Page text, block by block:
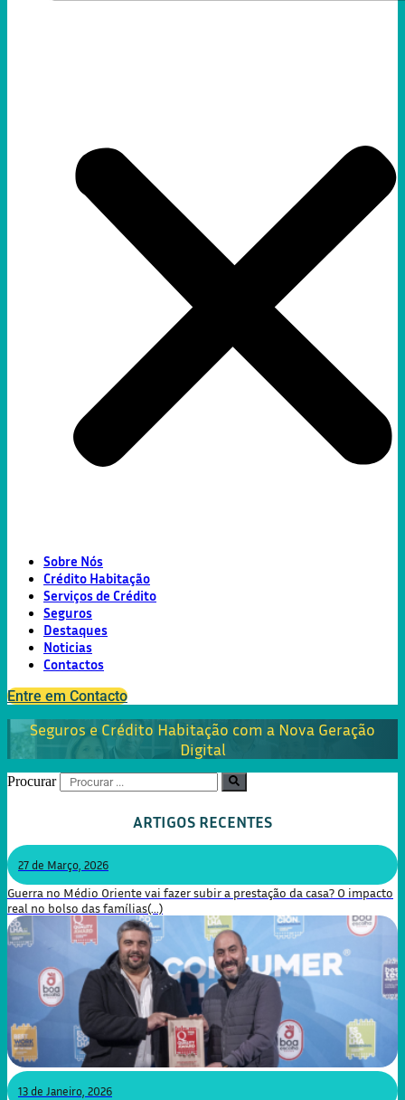
Sobre Nós
Crédito Habitação
Serviços de Crédito
Seguros
Destaques
Noticias
Contactos
Entre em Contacto
Seguros e Crédito Habitação com a Nova Geração
Digital
Procurar
ARTIGOS RECENTES
27 de Março, 2026
Guerra no Médio Oriente vai fazer subir a prestação da casa? O impacto
real no bolso das famílias(...)
13 de Janeiro, 2026